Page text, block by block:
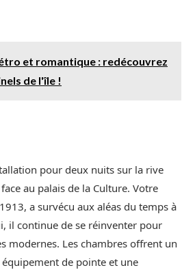
et romantique : redécouvrez
de l'île !
pour deux nuits sur la rive
au palais de la Culture. Votre
a survécu aux aléas du temps à
il continue de se réinventer pour
modernes. Les chambres offrent un
de pointe et une